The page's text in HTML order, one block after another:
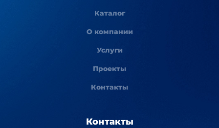
Каталог
О компании
Услуги
Проекты
Контакты
Контакты